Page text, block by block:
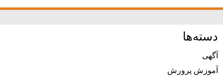
دسته‌ها
آگهی
آموزش پرورش